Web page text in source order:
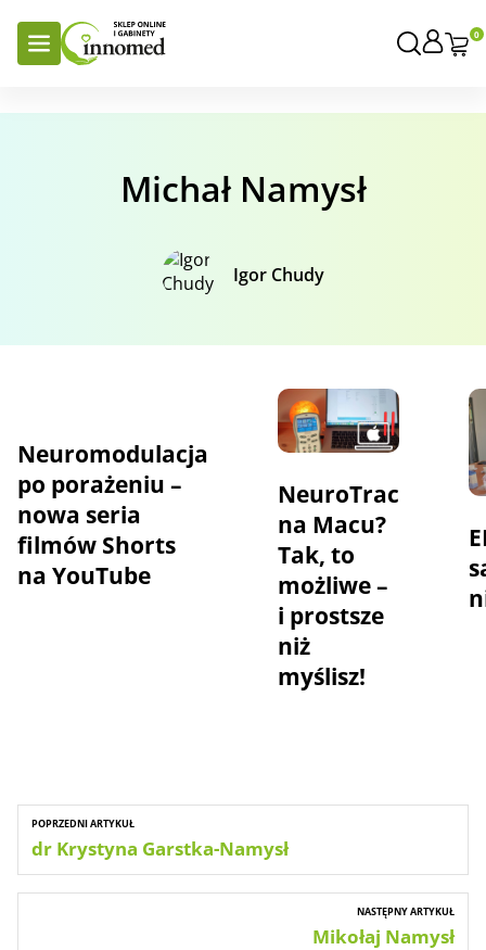
0
Michał Namysł
Igor Chudy
Neuromodulacja
po porażeniu –
nowa seria
filmów Shorts
na YouTube
NeuroTrac
na Macu?
Tak, to
możliwe –
i prostsze
niż
myślisz!
POPRZEDNI ARTYKUŁ
dr Krystyna Garstka-Namysł
NASTĘPNY ARTYKUŁ
Mikołaj Namysł